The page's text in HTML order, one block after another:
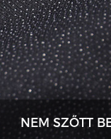
NEM SZŐTT